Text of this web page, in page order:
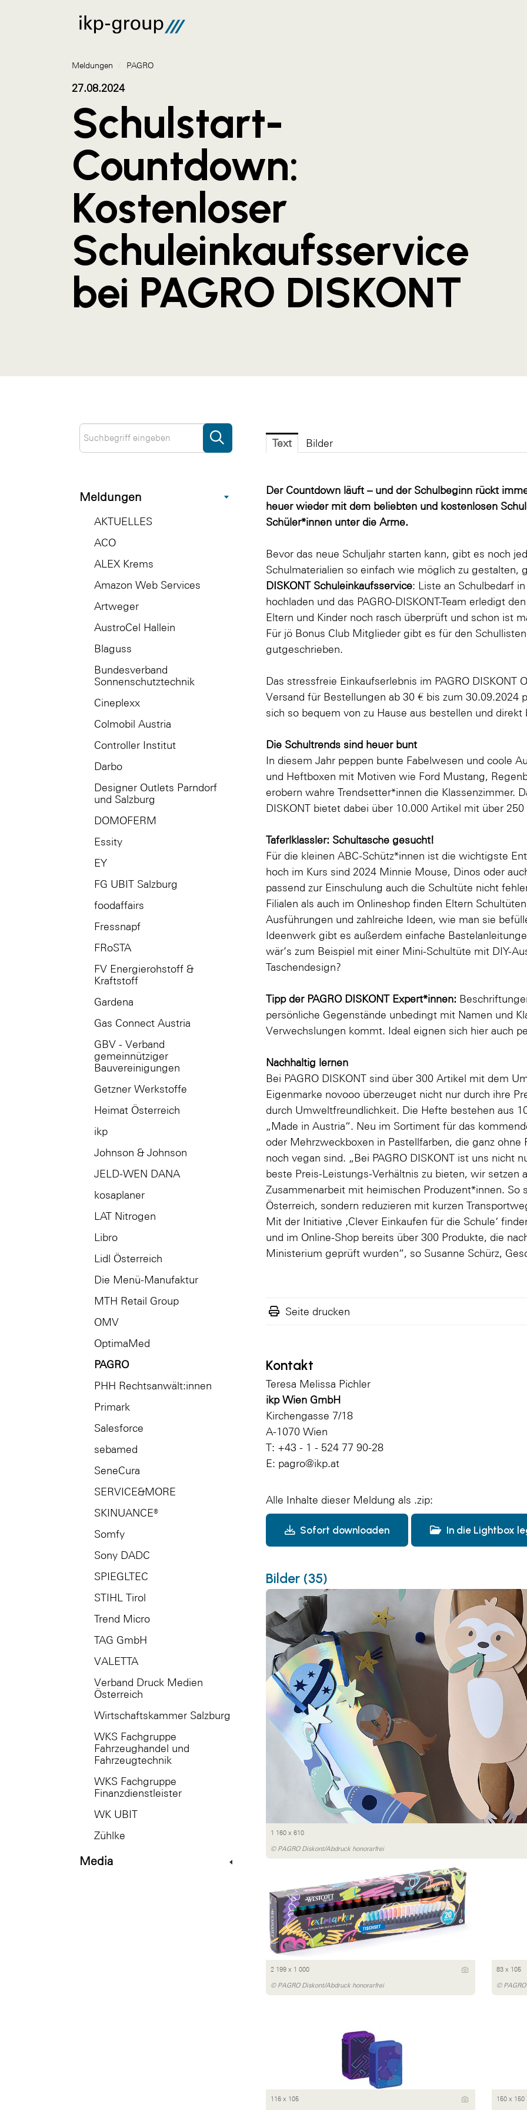
Meldungen
AKTUELLES
ACO
ALEX Krems
Amazon Web Services
Artweger
AustroCel Hallein
Blaguss
Bundesverband
Sonnenschutztechnik
Cineplexx
Colmobil Austria
Controller Institut
Darbo
Designer Outlets Parndorf
und Salzburg
DOMOFERM
Essity
EY
FG UBIT Salzburg
foodaffairs
Fressnapf
FRoSTA
FV Energierohstoff &
Kraftstoff
Gardena
Gas Connect Austria
GBV - Verband
gemeinnütziger
Bauvereinigungen
Getzner Werkstoffe
Heimat Österreich
ikp
Johnson & Johnson
JELD-WEN DANA
kosaplaner
LAT Nitrogen
Libro
Lidl Österreich
Die Menü-Manufaktur
MTH Retail Group
OMV
OptimaMed
PAGRO
PHH Rechtsanwält:innen
Primark
Salesforce
sebamed
SeneCura
SERVICE&MORE
SKINUANCE®
Somfy
Sony DADC
SPIEGLTEC
STIHL Tirol
Trend Micro
TAG GmbH
VALETTA
Verband Druck Medien
Österreich
Wirtschaftskammer Salzburg
WKS Fachgruppe
Fahrzeughandel und
Fahrzeugtechnik
WKS Fachgruppe
Finanzdienstleister
WK UBIT
Zühlke
Media
Meldungen / PAGRO
27.08.2024
Schulstart-
Countdown:
Kostenloser
Schuleinkaufsservice
bei PAGRO DISKONT
Text Bilder
Der Countdown läuft – und der Schulbeginn rückt
heuer wieder mit dem beliebten und kostenlosen
Schüler*innen unter die Arme.
Bevor das neue Schuljahr starten kann, gibt es noch
Schulmaterialien so einfach wie möglich zu gestalten,
DISKONT Schuleinkaufsservice: Liste an Schulbedarf
hochladen und das PAGRO-DISKONT-Team erledigt
Eltern und Kinder noch rasch überprüft und schon ist
Für jö Bonus Club Mitglieder gibt es für den
gutgeschrieben.
Das stressfreie Einkaufserlebnis im PAGRO DISKONT
Versand für Bestellungen ab 30 € bis zum 30.09.2024
sich so bequem von zu Hause aus bestellen und
Die Schultrends sind heuer bunt
In diesem Jahr peppen bunte Fabelwesen und coole
und Heftboxen mit Motiven wie Ford Mustang,
erobern wahre Trendsetter*innen die Klassenzimmer.
DISKONT bietet dabei über 10.000 Artikel mit über
Taferlklassler: Schultasche gesucht!
Für die kleinen ABC-Schütz*innen ist die wichtigste
hoch im Kurs sind 2024 Minnie Mouse, Dinos oder
passend zur Einschulung auch die Schultüte nicht
Filialen als auch im Onlineshop finden Eltern
Ausführungen und zahlreiche Ideen, wie man sie
Ideenwerk gibt es außerdem einfache
wär’s zum Beispiel mit einer Mini-Schultüte mit DIY-
Taschendesign?
Tipp der PAGRO DISKONT Expert*innen:
persönliche Gegenstände unbedingt mit Namen und
Verwechslungen kommt. Ideal eignen sich hier auch
Nachhaltig lernen
Bei PAGRO DISKONT sind über 300 Artikel mit dem
Eigenmarke novooo überzeuget nicht nur durch ihre
durch Umweltfreundlichkeit. Die Hefte bestehen aus
„Made in Austria“. Neu im Sortiment für das
oder Mehrzweckboxen in Pastellfarben, die ganz ohne
noch vegan sind. „Bei PAGRO DISKONT ist uns nicht
beste Preis-Leistungs-Verhältnis zu bieten, wir setzen
Zusammenarbeit mit heimischen Produzent*innen.
Österreich, sondern reduzieren mit kurzen
Mit der Initiative ‚Clever Einkaufen für die Schule‘
und im Online-Shop bereits über 300 Produkte, die
Ministerium geprüft wurden“, so Susanne Schürz,
Seite drucken
Kontakt
Teresa Melissa Pichler
ikp Wien GmbH
Kirchengasse 7/18
A-1070 Wien
T: +43 - 1 - 524 77 90-28
E: pagro@ikp.at
Alle Inhalte dieser Meldung als .zip:
Sofort downloaden In die Lightbox
Bilder (35)
1 160 x 610
© PAGRO Diskont/Abdruck honorarfrei
2 199 x 1 000
© PAGRO Diskont/Abdruck honorarfrei
83 x 105
©
116 x 105 150 x 150